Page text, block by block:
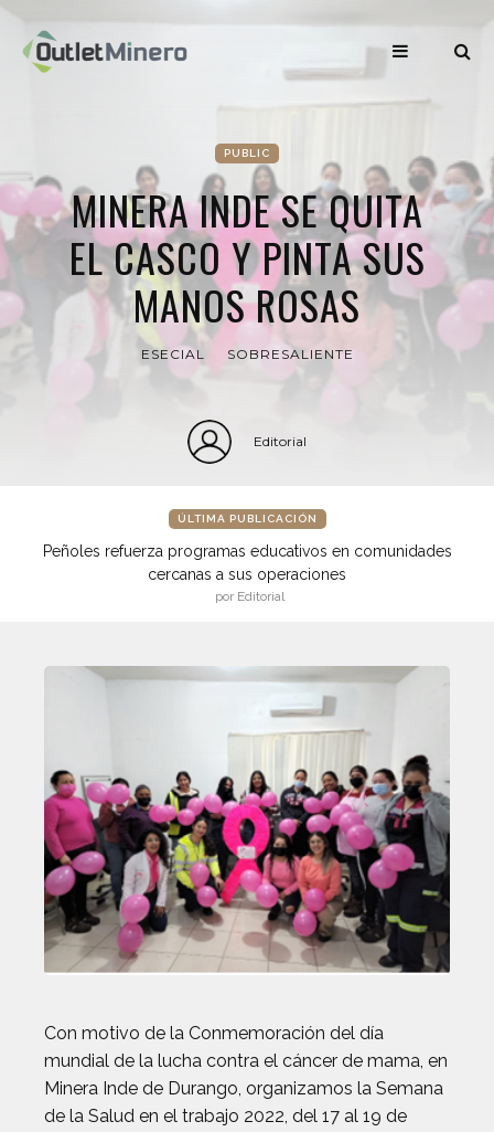
PUBLIC
MINERA INDE SE QUITA
EL CASCO Y PINTA SUS
MANOS ROSAS
ESECIAL SOBRESALIENTE
Editorial
ÚLTIMA PUBLICACIÓN
Peñoles refuerza programas educativos en comunidades
cercanas a sus operaciones
por Editorial
Con motivo de la Conmemoración del día
mundial de la lucha contra el cáncer de mama, en
Minera Inde de Durango, organizamos la Semana
de la Salud en el trabajo 2022, del 17 al 19 de